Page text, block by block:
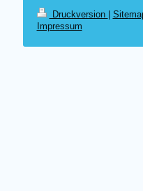
Druckversion
Impressum